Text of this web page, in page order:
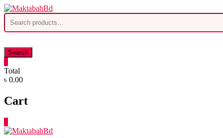
Skip
to
content
Search
for:
Search
Total
৳ 0.00
Cart